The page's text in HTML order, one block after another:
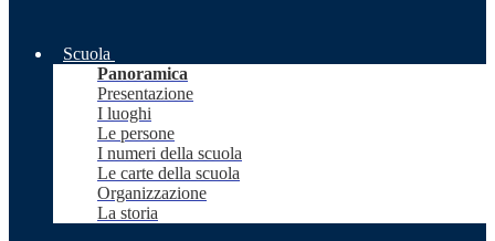
Scuola
Panoramica
Presentazione
I luoghi
Le persone
I numeri della scuola
Le carte della scuola
Organizzazione
La storia